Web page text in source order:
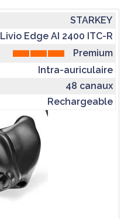
STARKEY
Livio Edge AI 2400 ITC-R
Premium
Intra-auriculaire
48 canaux
Rechargeable